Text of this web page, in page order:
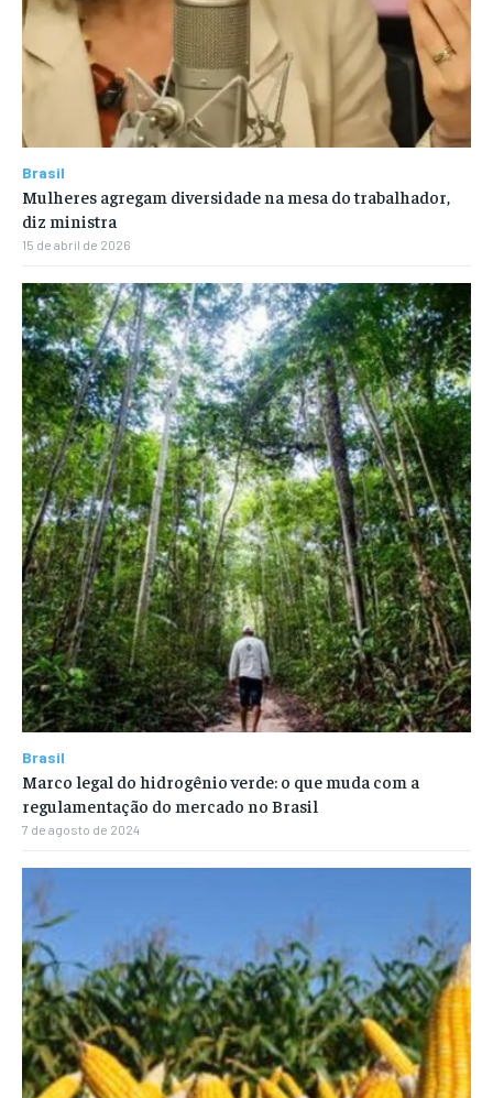
Brasil
Mulheres agregam diversidade na mesa do trabalhador,
diz ministra
15 de abril de 2026
Brasil
Marco legal do hidrogênio verde: o que muda com a
regulamentação do mercado no Brasil
7 de agosto de 2024